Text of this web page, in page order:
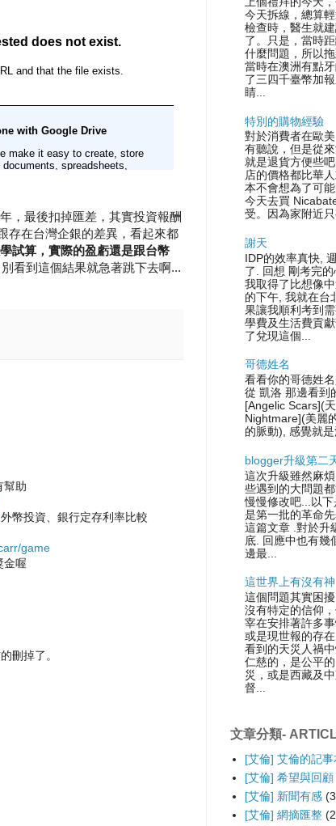
，最後扣掉匯差，其實投資報酬
存在台灣企銀的差異，看起來都
試算，實際的盈虧還是跟台幣
別看到這個結果就急著跳下去啊...
幫助
幣投資、銀行定存利率比較
game
金喔
刪掉了。
今天拆線，總算
檢查時，醫生就
了。只是，當時
什麼問題，所以
當時在澳洲有點
了三四千臺幣加
睛...
特別的購物經驗
對於消費者在歐
有聽說，但是從
就是退貨方便些
店的價格都比華
本不會想為了可
今天去買
受。因為家附近
謝天
IDP的效率真快,
了. 回想 剛考完
我取得了比想像
的下午, 我就在台
果讓我順利考到
學費及生活費貢
了兌現這個...
哥德姓名
看看你的哥德姓
從 凱洛 那邊看到
[Angelic Scars](
Nightmare](美麗
的脈動), 感覺就
blogger升級第二
這次升級雖然麻
些遇到的大問題
慢慢修改吧...以
是第一批的革命
這篇文章 .對於升
底. 回應中也有幾
邊最...
這世界上有沒有神
這個問題其實困
沒有特定的信仰
宰在安排著許多
或是現世報的存
看到的天災人禍
仁慈的，是公平
災，或是西藏及
督...
文章分類-
[艾倫] 艾倫的記
[艾倫] 希望與回顧
[艾倫] 新聞有感
[艾倫] 網摘匯整